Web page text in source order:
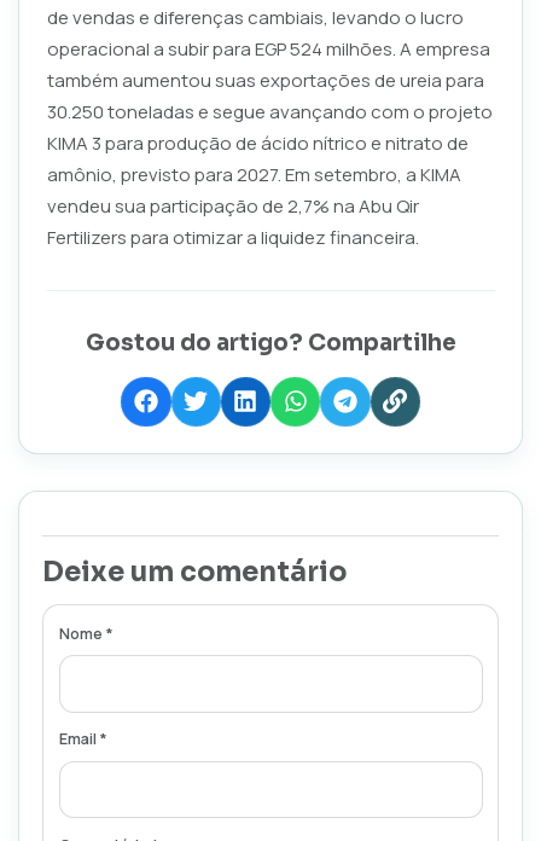
de vendas e diferenças cambiais, levando o lucro
operacional a subir para EGP 524 milhões. A empresa
também aumentou suas exportações de ureia para
30.250 toneladas e segue avançando com o projeto
KIMA 3 para produção de ácido nítrico e nitrato de
amônio, previsto para 2027. Em setembro, a KIMA
vendeu sua participação de 2,7% na Abu Qir
Fertilizers para otimizar a liquidez financeira.
Gostou do artigo? Compartilhe
Deixe um comentário
Nome *
Email *